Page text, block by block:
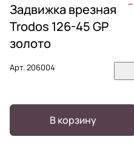
Задвижка врезная
Trodos 126-45 GP
золото
Арт.206004
В корзину